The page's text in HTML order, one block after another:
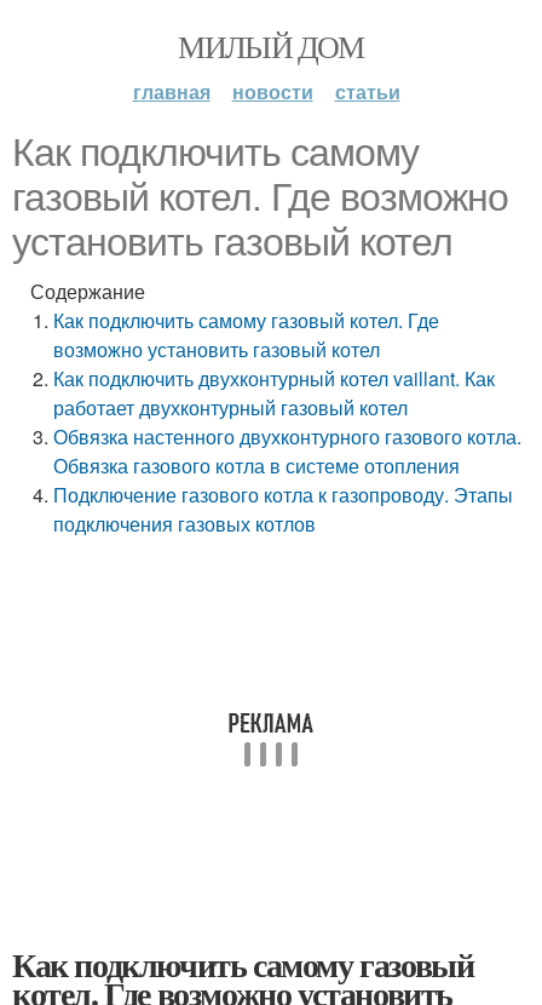
МИЛЫЙ ДОМ
главная новости статьи
Как подключить самому
газовый котел. Где возможно
установить газовый котел
Содержание
Как подключить самому газовый котел. Где
возможно установить газовый котел
Как подключить двухконтурный котел vaillant. Как
работает двухконтурный газовый котел
Обвязка настенного двухконтурного газового котла.
Обвязка газового котла в системе отопления
Подключение газового котла к газопроводу. Этапы
подключения газовых котлов
Как подключить самому газовый
котел. Где возможно установить